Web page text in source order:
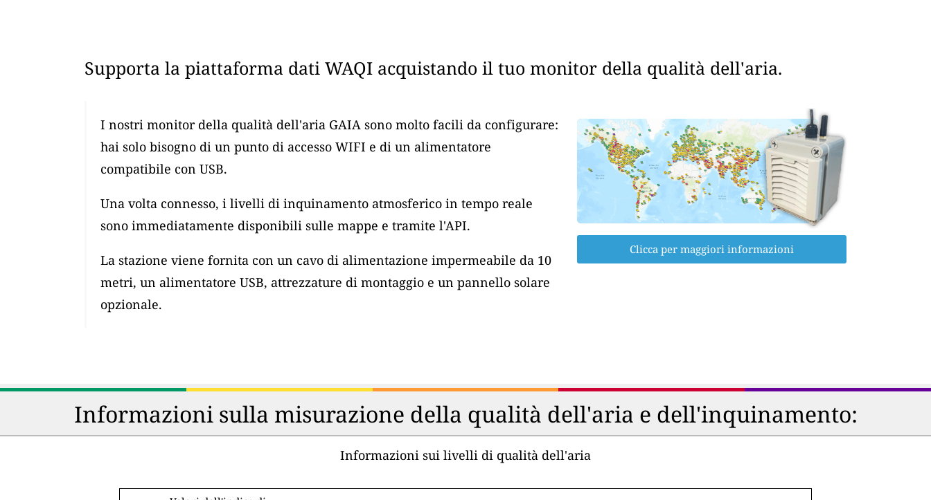
Supporta la piattaforma dati WAQI acquistando il tuo monitor della qualità dell'aria.
I nostri monitor della qualità dell'aria GAIA sono molto facili da configurare:
hai solo bisogno di un punto di accesso WIFI e di un alimentatore
compatibile con USB.
Una volta connesso, i livelli di inquinamento atmosferico in tempo reale
sono immediatamente disponibili sulle mappe e tramite l'API.
La stazione viene fornita con un cavo di alimentazione impermeabile da 10
metri, un alimentatore USB, attrezzature di montaggio e un pannello solare
opzionale.
Clicca per maggiori informazioni
Informazioni sulla misurazione della qualità dell'aria e dell'inquinamento:
Informazioni sui livelli di qualità dell'aria